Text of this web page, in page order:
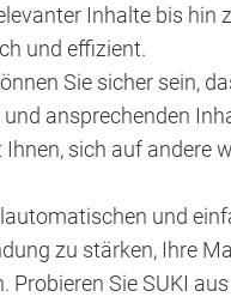
Inhalte bis hin
und effizient.
Sie sicher sein,
ansprechenden
sich auf andere
und
zu stärken, Ihre
Probieren Sie SUKI